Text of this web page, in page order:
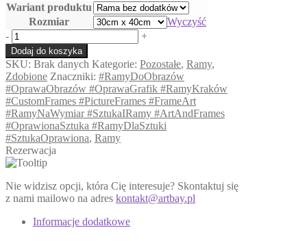
Wariant produktu
Rozmiar
Wyczyść
ilość
Zdobiona
złota
rama
- +
Dodaj do koszyka
SKU: Brak danych Kategorie: Pozostałe, Ramy,
Zdobione Znaczniki: #RamyDoObrazów
#OprawaObrazów #OprawaGrafik #RamyKraków
#CustomFrames #PictureFrames #FrameArt
#RamyNaWymiar #SztukaIRamy #ArtAndFrames
#OprawionaSztuka #RamyDlaSztuki
#SztukaOprawiona, Ramy
Rezerwacja
Nie widzisz opcji, która Cię interesuje? Skontaktuj się
z nami mailowo na adres kontakt@artbay.pl
Informacje dodatkowe